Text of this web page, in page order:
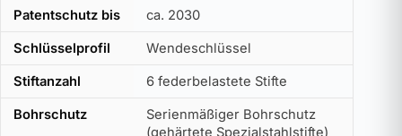
Patentschutz bis ca. 2030
Schlüsselprofil Wendeschlüssel
Stiftanzahl 6 federbelastete Stifte
Bohrschutz
Serienmäßiger Bohrschutz
(gehärtete Spezialstahlstifte)